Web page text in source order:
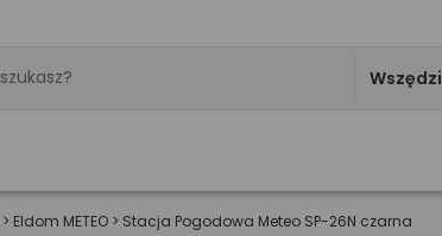
> Eldom METEO > Stacja Pogodowa Meteo SP-26N czarna